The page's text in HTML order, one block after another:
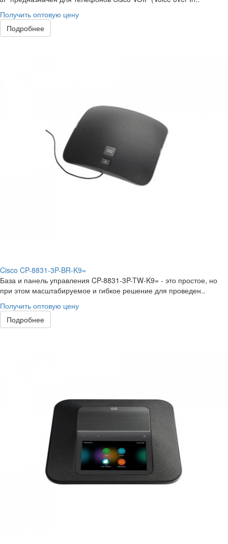
Получить оптовую цену
Подробнее
Cisco CP-8831-3P-BR-K9=
База и панель управления CP-8831-3P-TW-K9= - это простое, но
при этом масштабируемое и гибкое решение для проведен..
Получить оптовую цену
Подробнее